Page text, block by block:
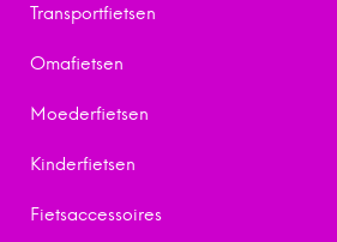
Transportfietsen
Omafietsen
Moederfietsen
Kinderfietsen
Fietsaccessoires